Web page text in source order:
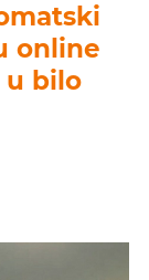
online
u bilo